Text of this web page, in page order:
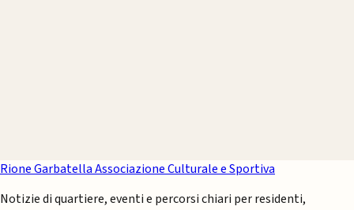
Rione GarbatellaAssociazione Culturale e Sportiva
Notizie di quartiere, eventi e percorsi chiari per residenti,